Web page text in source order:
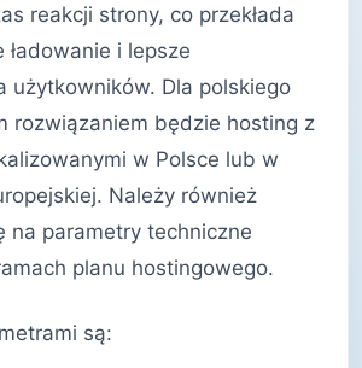
reakcji strony, co przekłada
ładowanie i lepsze
użytkowników. Dla polskiego
rozwiązaniem będzie hosting z
w Polsce lub w
Należy również
na parametry techniczne
planu hostingowego.
są: